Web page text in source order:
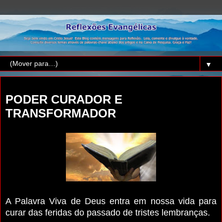
▼
PODER CURADOR E
TRANSFORMADOR
A Palavra Viva de Deus entra em nossa vida para
curar das feridas do passado de tristes lembranças.